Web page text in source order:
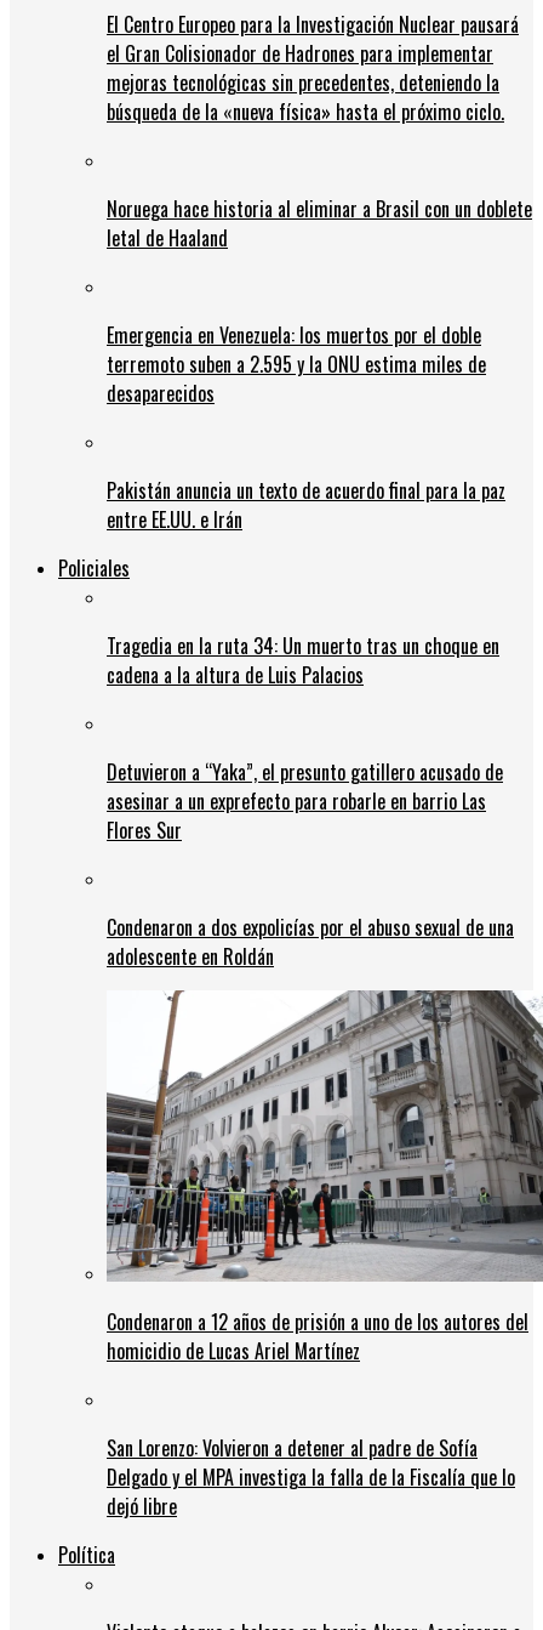
El Centro Europeo para la Investigación Nuclear pausará
el Gran Colisionador de Hadrones para implementar
mejoras tecnológicas sin precedentes, deteniendo la
búsqueda de la «nueva física» hasta el próximo ciclo.
Noruega hace historia al eliminar a Brasil con un doblete
letal de Haaland
Emergencia en Venezuela: los muertos por el doble
terremoto suben a 2.595 y la ONU estima miles de
desaparecidos
Pakistán anuncia un texto de acuerdo final para la paz
entre EE.UU. e Irán
Policiales
Tragedia en la ruta 34: Un muerto tras un choque en
cadena a la altura de Luis Palacios
Detuvieron a “Yaka”, el presunto gatillero acusado de
asesinar a un exprefecto para robarle en barrio Las
Flores Sur
Condenaron a dos expolicías por el abuso sexual de una
adolescente en Roldán
Condenaron a 12 años de prisión a uno de los autores del
homicidio de Lucas Ariel Martínez
San Lorenzo: Volvieron a detener al padre de Sofía
Delgado y el MPA investiga la falla de la Fiscalía que lo
dejó libre
Política